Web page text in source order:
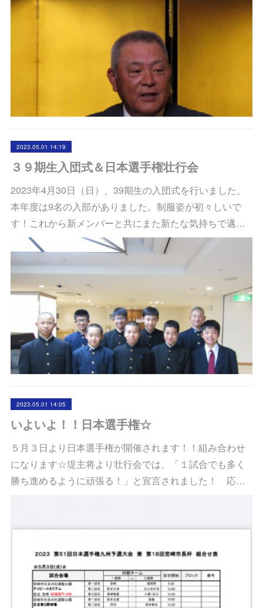
2023.05.01 14:19
３９期生入団式＆日本選手権壮行会
2023年4月30日（日）、39期生の入団式を行いました。
本年度は9名の入部がありました。制服姿が初々しいで
す！これから新メンバーと共にまた新たな気持ちで邁…
2023.05.01 14:05
いよいよ！！日本選手権☆
５月３日より日本選手権が開催されます！！組み合わせ
になります☆堤主将より壮行会では、「１試合でも多く
勝ち進めるように頑張る！」と宣言されました！ 応…